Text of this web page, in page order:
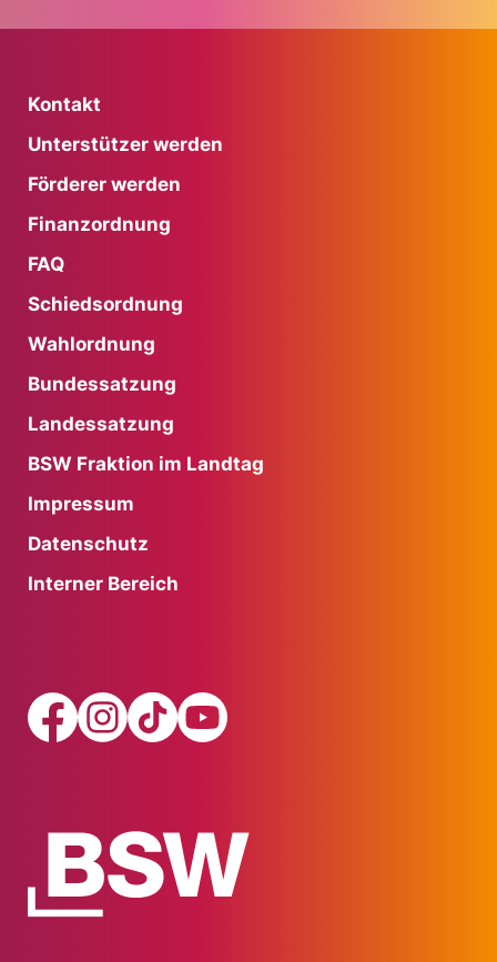
Kontakt
Unterstützer werden
Förderer werden
Finanzordnung
FAQ
Schiedsordnung
Wahlordnung
Bundessatzung
Landessatzung
BSW Fraktion im Landtag
Impressum
Datenschutz
Interner Bereich